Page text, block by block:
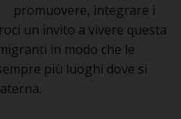
promuovere, integrare i
un invito a vivere questa
in modo che le
più luoghi dove si